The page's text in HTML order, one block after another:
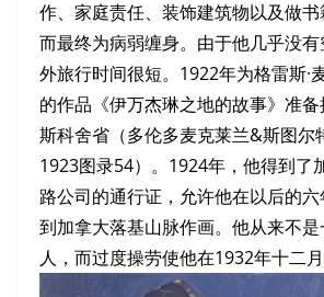
作、家庭责任、装饰建筑物以及做书
而最终为病弱缠身。由于他几乎没
外旅行时间很短。1922年为格雷斯·
的作品《伊万杰琳之地的故事》准
斯科舍省（多伦多麦克莱兰&斯图尔
1923图录54）。1924年，他得到了
路公司的通行证，允许他在以后的
到加拿大落基山脉作画。他从来不
人，而过度操劳使他在1932年十二月